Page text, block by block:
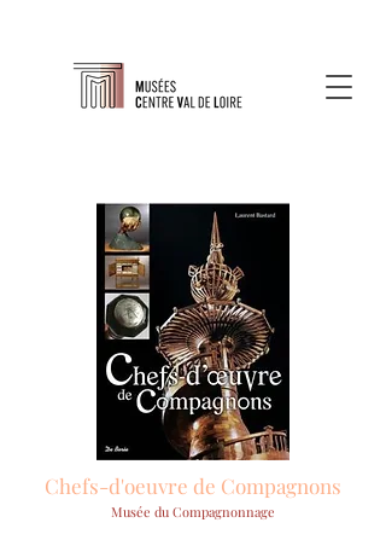
Chefs-d'oeuvre de Compagnons
Musée du Compagnonnage